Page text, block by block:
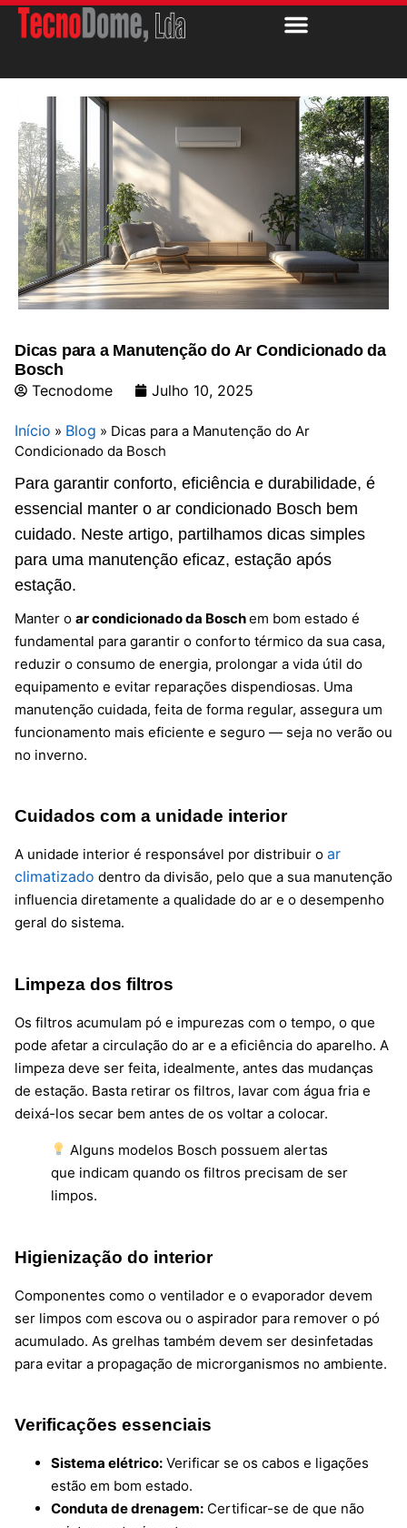
Dicas para a Manutenção do Ar Condicionado da
Bosch
Tecnodome
Julho 10, 2025
Início » Blog » Dicas para a Manutenção do Ar
Condicionado da Bosch
Para garantir conforto, eficiência e durabilidade, é
essencial manter o ar condicionado Bosch bem
cuidado. Neste artigo, partilhamos dicas simples
para uma manutenção eficaz, estação após
estação.
Manter o ar condicionado da Boschem bom estado é
fundamental para garantir o conforto térmico da sua casa,
reduzir o consumo de energia, prolongar a vida útil do
equipamento e evitar reparações dispendiosas. Uma
manutenção cuidada, feita de forma regular, assegura um
funcionamento mais eficiente e seguro — seja no verão ou
no inverno.
Cuidados com a unidade interior
A unidade interior é responsável por distribuir o ar
climatizado dentro da divisão, pelo que a sua manutenção
influencia diretamente a qualidade do ar e o desempenho
geral do sistema.
Limpeza dos filtros
Os filtros acumulam pó e impurezas com o tempo, o que
pode afetar a circulação do ar e a eficiência do aparelho. A
limpeza deve ser feita, idealmente, antes das mudanças
de estação. Basta retirar os filtros, lavar com água fria e
deixá-los secar bem antes de os voltar a colocar.
Alguns modelos Bosch possuem alertas
que indicam quando os filtros precisam de ser
limpos.
Higienização do interior
Componentes como o ventilador e o evaporador devem
ser limpos com escova ou o aspirador para remover o pó
acumulado. As grelhas também devem ser desinfetadas
para evitar a propagação de microrganismos no ambiente.
Verificações essenciais
Sistema elétrico: Verificar se os cabos e ligações
estão em bom estado.
Conduta de drenagem: Certificar-se de que não